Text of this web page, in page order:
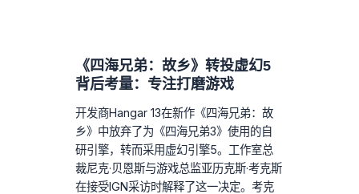
《四海兄弟：故乡》转投虚幻5
背后考量：专注打磨游戏
开发商Hangar 13在新作《四海兄弟：故
乡》中放弃了为《四海兄弟3》使用的自
研引擎，转而采用虚幻引擎5。工作室总
裁尼克·贝恩斯与游戏总监亚历克斯·考克斯
在接受IGN采访时解释了这一决定。考克